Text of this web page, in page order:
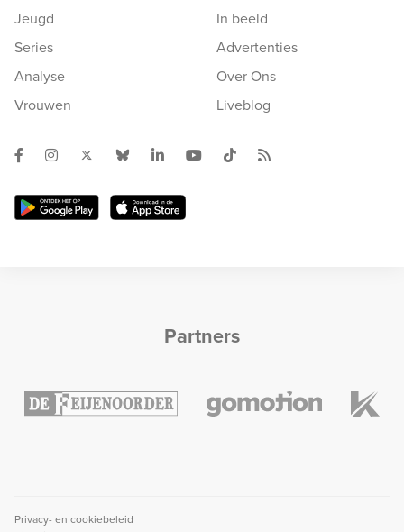
Jeugd
Series
Analyse
Vrouwen
In beeld
Advertenties
Over Ons
Liveblog
Partners
Privacy- en cookiebeleid